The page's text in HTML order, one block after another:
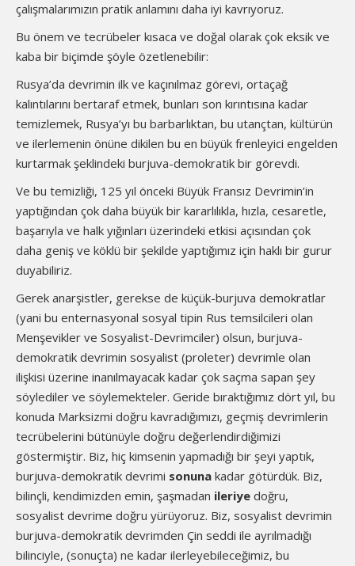
çalışmalarımızın pratik anlamını daha iyi kavrıyoruz.
Bu önem ve tecrübeler kısaca ve doğal olarak çok eksik ve
kaba bir biçimde şöyle özetlenebilir:
Rusya’da devrimin ilk ve kaçınılmaz görevi, ortaçağ
kalıntılarını bertaraf etmek, bunları son kırıntısına kadar
temizlemek, Rusya’yı bu barbarlıktan, bu utançtan, kültürün
ve ilerlemenin önüne dikilen bu en büyük frenleyici engelden
kurtarmak şeklindeki burjuva-demokratik bir görevdi.
Ve bu temizliği, 125 yıl önceki Büyük Fransız Devrimin’in
yaptığından çok daha büyük bir kararlılıkla, hızla, cesaretle,
başarıyla ve halk yığınları üzerindeki etkisi açısından çok
daha geniş ve köklü bir şekilde yaptığımız için haklı bir gurur
duyabiliriz.
Gerek anarşistler, gerekse de küçük-burjuva demokratlar
(yani bu enternasyonal sosyal tipin Rus temsilcileri olan
Menşevikler ve Sosyalist-Devrimciler) olsun, burjuva-
demokratik devrimin sosyalist (proleter) devrimle olan
ilişkisi üzerine inanılmayacak kadar çok saçma sapan şey
söylediler ve söylemekteler. Geride bıraktığımız dört yıl, bu
konuda Marksizmi doğru kavradığımızı, geçmiş devrimlerin
tecrübelerini bütünüyle doğru değerlendirdiğimizi
göstermiştir. Biz, hiç kimsenin yapmadığı bir şeyi yaptık,
burjuva-demokratik devrimi sonuna kadar götürdük. Biz,
bilinçli, kendimizden emin, şaşmadan ileriye doğru,
sosyalist devrime doğru yürüyoruz. Biz, sosyalist devrimin
burjuva-demokratik devrimden Çin seddi ile ayrılmadığı
bilinciyle, (sonuçta) ne kadar ilerleyebileceğimiz, bu